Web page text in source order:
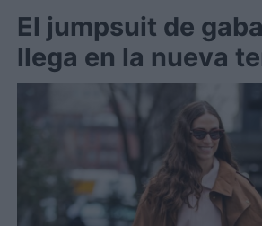
El jumpsuit de
llega en la nueva